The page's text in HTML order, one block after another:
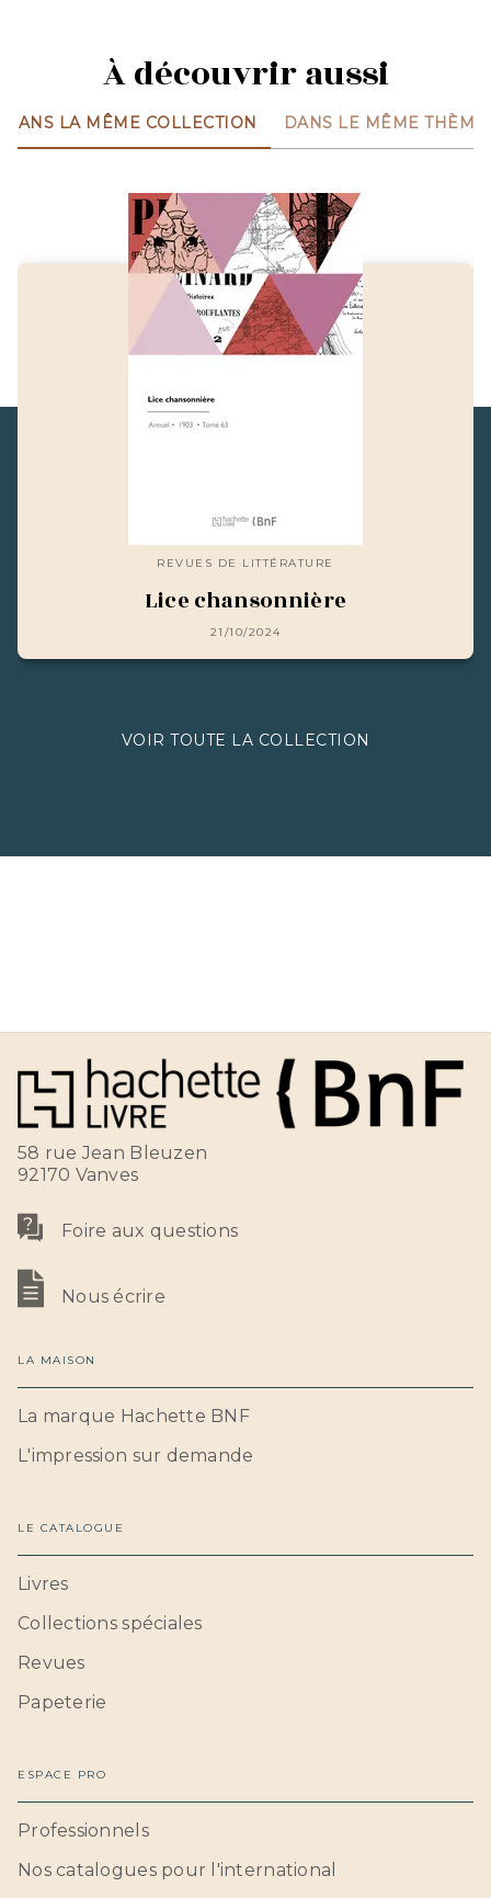
À découvrir aussi
DANS LA MÊME COLLECTION DANS LE MÊME THÈME
REVUES DE LITTÉRATURE
Lice chansonnière
21/10/2024
VOIR TOUTE LA COLLECTION
58 rue Jean Bleuzen
92170 Vanves
Foire aux questions
Nous écrire
LA MAISON
La marque Hachette BNF
L'impression sur demande
LE CATALOGUE
Livres
Collections spéciales
Revues
Papeterie
ESPACE PRO
Professionnels
Nos catalogues pour l'international